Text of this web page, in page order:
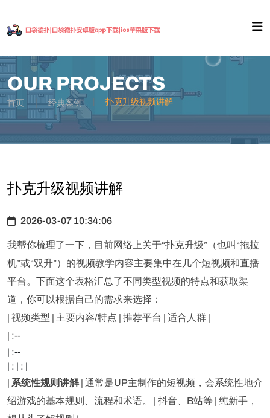
OUR PROJECTS
首页 经典案例 扑克升级视频讲解
扑克升级视频讲解
2026-03-07 10:34:06
我帮你梳理了一下，目前网络上关于“扑克升级”（也叫“拖拉
机”或“双升”）的视频教学内容主要集中在几个短视频和直播
平台。下面这个表格汇总了不同类型视频的特点和获取渠
道，你可以根据自己的需求来选择：
| 视频类型 | 主要内容/特点 | 推荐平台 | 适合人群 |
| :--
| :--
| : | : |
| 系统性规则讲解| 通常是UP主制作的短视频，会系统性地介
绍游戏的基本规则、流程和术语。 | 抖音、B站等 | 纯新手，